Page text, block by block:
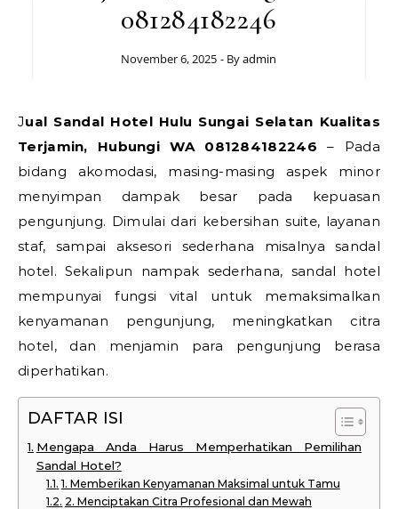
081284182246
November 6, 2025 - Byadmin
Jual Sandal Hotel Hulu Sungai Selatan Kualitas
Terjamin, Hubungi WA 081284182246 – Pada
bidang akomodasi, masing-masing aspek minor
menyimpan dampak besar pada kepuasan
pengunjung. Dimulai dari kebersihan suite, layanan
staf, sampai aksesori sederhana misalnya sandal
hotel. Sekalipun nampak sederhana, sandal hotel
mempunyai fungsi vital untuk memaksimalkan
kenyamanan pengunjung, meningkatkan citra
hotel, dan menjamin para pengunjung berasa
diperhatikan.
DAFTAR ISI
Mengapa Anda Harus Memperhatikan Pemilihan
Sandal Hotel?
1. Memberikan Kenyamanan Maksimal untuk Tamu
2. Menciptakan Citra Profesional dan Mewah